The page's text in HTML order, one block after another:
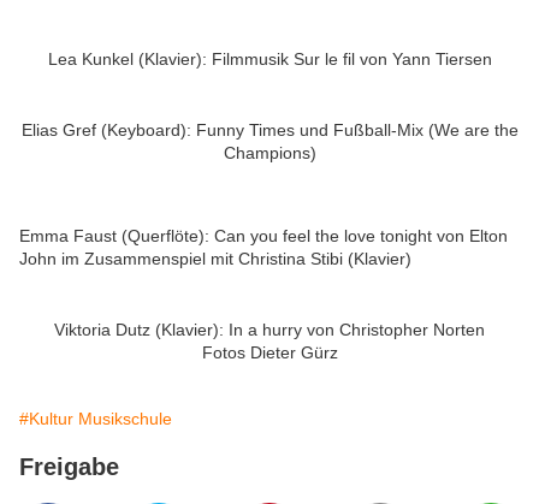
Lea Kunkel (Klavier): Filmmusik Sur le fil von Yann Tiersen
Elias Gref (Keyboard): Funny Times und Fußball-Mix (We are the
Champions)
Emma Faust (Querflöte): Can you feel the love tonight von Elton
John im Zusammenspiel mit Christina Stibi (Klavier)
Viktoria Dutz (Klavier): In a hurry von Christopher Norten
Fotos Dieter Gürz
#Kultur Musikschule
Freigabe